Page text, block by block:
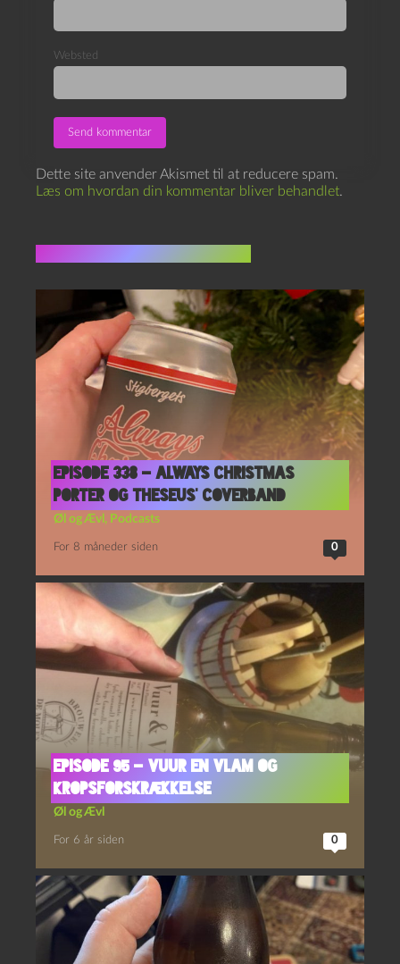
Websted
Dette site anvender Akismet til at reducere spam.
Læs om hvordan din kommentar bliver behandlet.
Episode 338 – Always Christmas
Porter og Theseus’ Coverband
Øl og Ævl , Podcasts
For 8 måneder siden 0
Episode 95 – Vuur en Vlam og
Kropsforskrækkelse
Øl og Ævl
For 6 år siden 0